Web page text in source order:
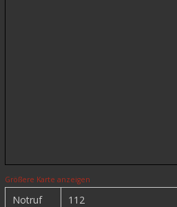
Größere Karte anzeigen
Notruf
112